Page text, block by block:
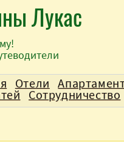
Лукас
Отели
Сотрудничество